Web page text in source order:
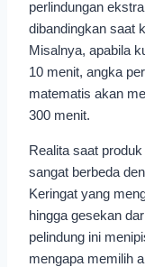
perlindungan
dibandingkan saat
Misalnya, apabila
10 menit, angka
matematis akan
300 menit.
Realita saat
sangat berbeda
Keringat yang
hingga gesekan
pelindung ini
mengapa memilih